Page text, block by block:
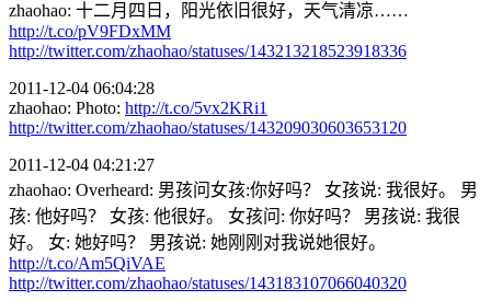
zhaohao: 十二月四日，阳光依旧很好，天气清凉……
http://t.co/pV9FDxMM
http://twitter.com/zhaohao/statuses/143213218523918336
2011-12-04 06:04:28
zhaohao: Photo: http://t.co/5vx2KRi1
http://twitter.com/zhaohao/statuses/143209030603653120
2011-12-04 04:21:27
zhaohao: Overheard: 男孩问女孩:你好吗？ 女孩说: 我很好。 男
孩: 他好吗？ 女孩: 他很好。 女孩问: 你好吗？ 男孩说: 我很
好。 女: 她好吗？ 男孩说: 她刚刚对我说她很好。
http://t.co/Am5QiVAE
http://twitter.com/zhaohao/statuses/143183107066040320